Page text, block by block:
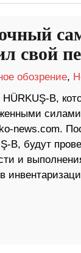
свой
обозрение,
B,
news.com.
B, будут
и